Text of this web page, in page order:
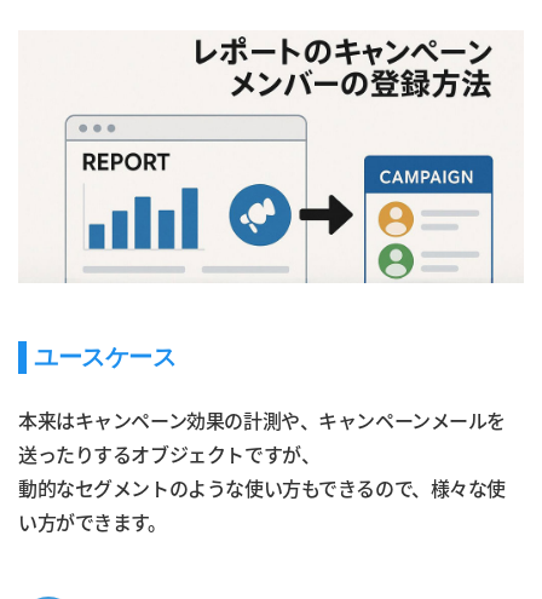
ユースケース
本来はキャンペーン効果の計測や、キャンペーンメールを
送ったりするオブジェクトですが、
動的なセグメントのような使い方もできるので、様々な使
い方ができます。